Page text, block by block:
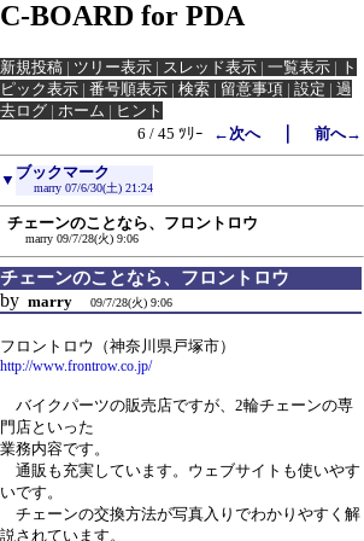
C-BOARD for PDA
新規投稿 | ツリー表示 | スレッド表示 | 一覧表示 | ト
ピック表示 | 番号順表示 | 検索 | 留意事項 | 設定 | 過
去ログ | ホーム | ヒント
6 / 45 ﾂﾘｰ
←次へ｜ 前へ→
▼ ブックマーク
marry 07/6/30(土) 21:24
チェーンのことなら、フロントロウ
marry 09/7/28(火) 9:06
チェーンのことなら、フロントロウ
by marry 09/7/28(火) 9:06
フロントロウ（神奈川県戸塚市）
http://www.frontrow.co.jp/
バイクパーツの販売店ですが、2輪チェーンの専
門店といった
業務内容です。
通販も充実しています。ウェブサイトも使いやす
いです。
チェーンの交換方法が写真入りでわかりやすく解
説されています。